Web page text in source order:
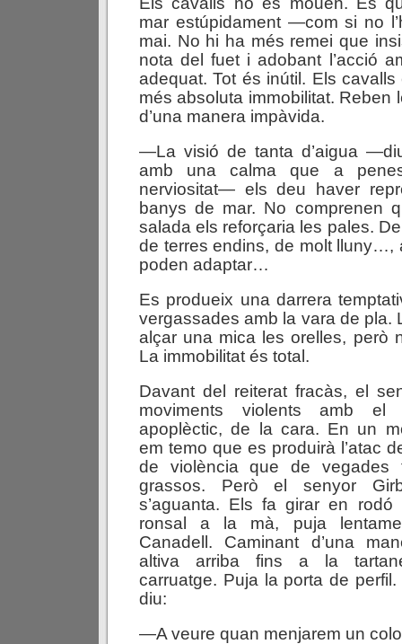
mar estúpidament —com si no
mai. No hi ha més remei que
nota del fuet i adobant l’acció
adequat. Tot és inútil. Els
més absoluta immobilitat. Reben
d’una manera impàvida.
—La visió de tanta d’aigua
amb una calma que a
nerviositat— els deu haver
banys de mar. No comprenen
salada els reforçaria les pales.
de terres endins, de molt lluny…,
poden adaptar…
Es produeix una darrera
vergassades amb la vara de pla.
alçar una mica les orelles, però
La immobilitat és total.
Davant del reiterat fracàs, el
moviments violents amb
apoplèctic, de la cara. En un
em temo que es produirà l’atac
de violència que de vegades
grassos. Però el senyor
s’aguanta. Els fa girar en
ronsal a la mà, puja
Canadell. Caminant d’una
altiva arriba fins a la
carruatge. Puja la porta de
diu:
—A veure quan menjarem un